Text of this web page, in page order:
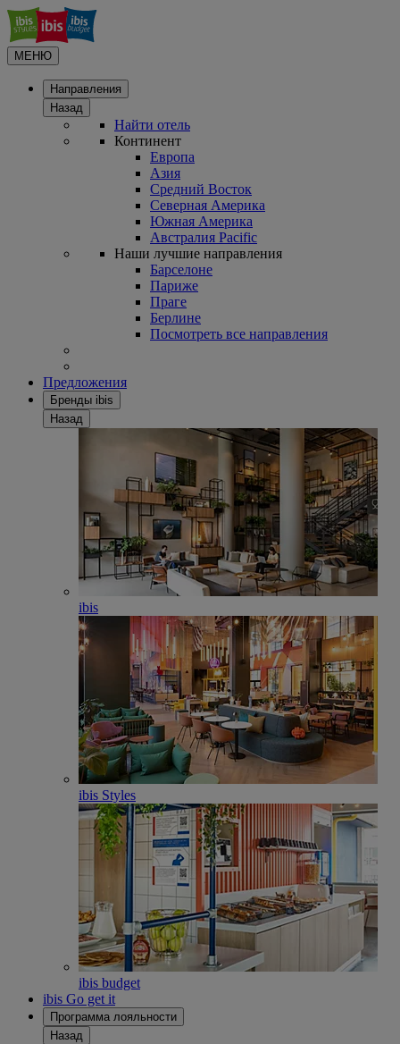
МЕНЮ
Направления
Назад
Найти отель
Континент
Европа
Азия
Средний Восток
Северная Америка
Южная Америка
Австралия Pacific
Наши лучшие направления
Барселоне
Париже
Праге
Берлине
Посмотреть все направления
Предложения
Бренды ibis
Назад
ibis
ibis Styles
ibis budget
ibis Go get it
Программа лояльности
Назад